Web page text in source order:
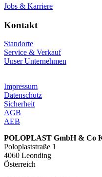
Jobs & Karriere
Kontakt
Standorte
Service & Verkauf
Unser Unternehmen
Impressum
Datenschutz
Sicherheit
AGB
AEB
POLOPLAST GmbH & Co
Poloplaststraße 1
4060 Leonding
Österreich